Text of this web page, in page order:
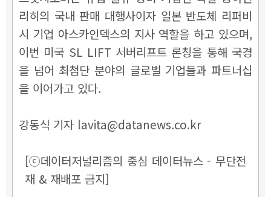
리히의 국내 판매 대행사이자 일본 반도체 리퍼비
시 기업 아스카인덱스의 지사 역할을 하고 있으며,
이번 미국 SL LIFT 서버리프트 론칭을 통해 국경
을 넘어 최첨단 분야의 글로벌 기업들과 파트너십
을 이어가고 있다.
강동식 기자 lavita@datanews.co.kr
[ⓒ데이터저널리즘의 중심 데이터뉴스 - 무단전
재 & 재배포 금지]